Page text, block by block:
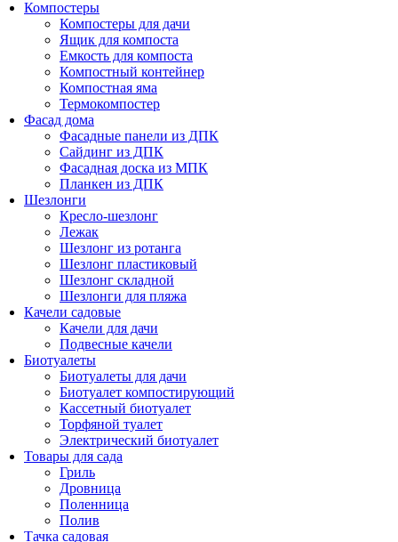
Компостеры
Компостеры для дачи
Ящик для компоста
Емкость для компоста
Компостный контейнер
Компостная яма
Термокомпостер
Фасад дома
Фасадные панели из ДПК
Сайдинг из ДПК
Фасадная доска из МПК
Планкен из ДПК
Шезлонги
Кресло-шезлонг
Лежак
Шезлонг из ротанга
Шезлонг пластиковый
Шезлонг складной
Шезлонги для пляжа
Качели садовые
Качели для дачи
Подвесные качели
Биотуалеты
Биотуалеты для дачи
Биотуалет компостирующий
Кассетный биотуалет
Торфяной туалет
Электрический биотуалет
Товары для сада
Гриль
Дровница
Поленница
Полив
Тачка садовая